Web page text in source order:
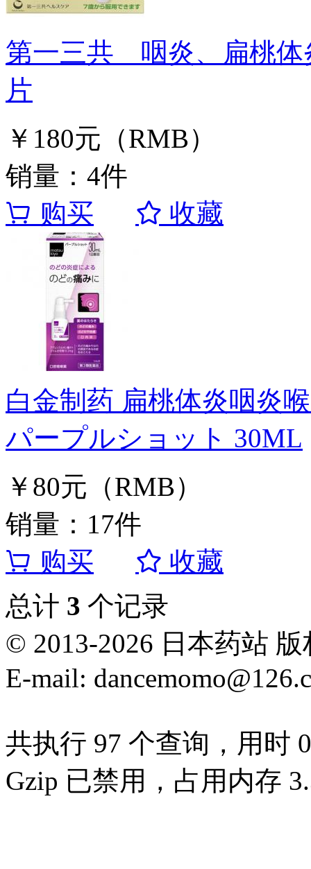
第一三共 咽炎、扁桃体
片
￥180元（RMB）
销量：4件
购买
收藏
白金制药 扁桃体炎咽炎
パープルショット 30ML
￥80元（RMB）
销量：17件
购买
收藏
总计 3 个记录
© 2013-2026 日本药站
E-mail:
共执行 97 个查询，用时
Gzip 已禁用，占用内存